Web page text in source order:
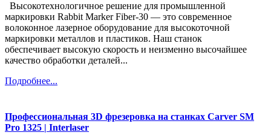
Высокотехнологичное решение для промышленной
маркировки Rabbit Marker Fiber-30 — это современное
волоконное лазерное оборудование для высокоточной
маркировки металлов и пластиков. Наш станок
обеспечивает высокую скорость и неизменно высочайшее
качество обработки деталей...
Подробнее...
Профессиональная 3D фрезеровка на станках Carver SM
Pro 1325 | Interlaser